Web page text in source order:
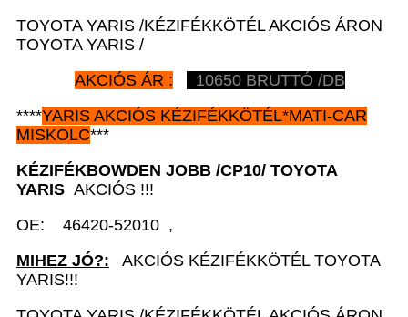
TOYOTA YARIS /KÉZIFÉKKÖTÉL AKCIÓS ÁRON
TOYOTA YARIS /
AKCIÓS ÁR :
10650 BRUTTÓ /DB
****YARIS AKCIÓS KÉZIFÉKKÖTÉL*MATI-CAR
MISKOLC***
KÉZIFÉKBOWDEN JOBB /CP10/ TOYOTA
YARIS AKCIÓS !!!
OE: 46420-52010 ,
MIHEZ JÓ?: AKCIÓS KÉZIFÉKKÖTÉL TOYOTA
YARIS!!!